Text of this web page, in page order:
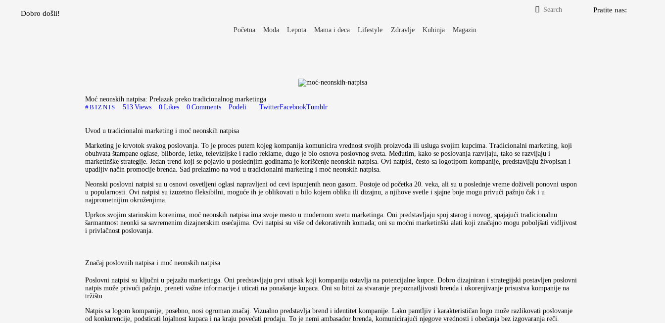
Dobro došli! Pratite nas:
Početna Moda Lepota Mama i deca Lifestyle Zdravlje Kuhinja Magazin
Moda
Moć neonskih natpisa: Prelazak preko tradicionalnog marketinga
BIZNIS
513 Views 0 Likes 0 Comments Podeli TwitterFacebookTumblr
Uvod u tradicionalni marketing i moć neonskih natpisa
Marketing je krvotok svakog poslovanja. To je proces putem kojeg kompanija komunicira vrednost svojih proizvoda ili usluga svojim kupcima. Tradicionalni marketing, koji
obuhvata štampane oglase, bilborde, letke, televizijske i radio reklame, dugo je bio osnova poslovnog sveta. Međutim, kako se poslovanja razvijaju, tako se razvijaju i
marketinške strategije. Jedan trend koji se pojavio u poslednjim godinama je korišćenje neonskih natpisa. Ovi natpisi, često sa logotipom kompanije, predstavljaju živopisan i
upadljiv način promocije brenda. Sad prelazimo na vod u tradicionalni marketing i moć neonskih natpisa.
Neonski poslovni natpisi su u osnovi osvetljeni oglasi napravljeni od cevi ispunjenih neon gasom. Postoje od početka 20. veka, ali su u poslednje vreme doživeli ponovni uspon
u popularnosti. Ovi natpisi su izuzetno fleksibilni, moguće ih je oblikovati u bilo kojem obliku ili dizajnu, a njihove svetle i sjajne boje mogu privući pažnju čak i u
najprometnijim okruženjima.
Uprkos svojim starinskim korenima, moć neonskih natpisa ima svoje mesto u modernom svetu marketinga. Oni predstavljaju spoj starog i novog, spajajući tradicionalnu
šarmantnost neonki sa savremenim dizajnerskim osećajima. Ovi natpisi su više od dekorativnih komada; oni su moćni marketinški alati koji značajno mogu poboljšati vidljivost
i privlačnost poslovanja.
Značaj poslovnih natpisa i moć neonskih natpisa
Poslovni natpisi su ključni u pejzažu marketinga. Oni predstavljaju prvi utisak koji kompanija ostavlja na potencijalne kupce. Dobro dizajniran i strategijski postavljen poslovni
natpis može privući pažnju, preneti važne informacije i uticati na ponašanje kupaca. Oni su bitni za stvaranje prepoznatljivosti brenda i ukorenjivanje prisustva kompanije na
tržištu.
Natpis sa logom kompanije, posebno, nosi ogroman značaj. Vizualno predstavlja brend i identitet kompanije. Lako pamtljiv i karakterističan logo može razlikovati poslovanje
od konkurencije, podsticati lojalnost kupaca i na kraju povećati prodaju. To je nemi ambasador brenda, komunicirajući njegove vrednosti i obećanja bez izgovaranja reči.